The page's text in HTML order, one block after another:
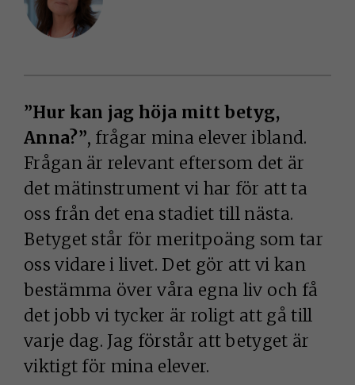
”Hur kan jag höja mitt betyg,
Anna?”, frågar mina elever ibland.
Frågan är relevant eftersom det är
det mätinstrument vi har för att ta
oss från det ena stadiet till nästa.
Betyget står för meritpoäng som tar
oss vidare i livet. Det gör att vi kan
bestämma över våra egna liv och få
det jobb vi tycker är roligt att gå till
varje dag. Jag förstår att betyget är
viktigt för mina elever.